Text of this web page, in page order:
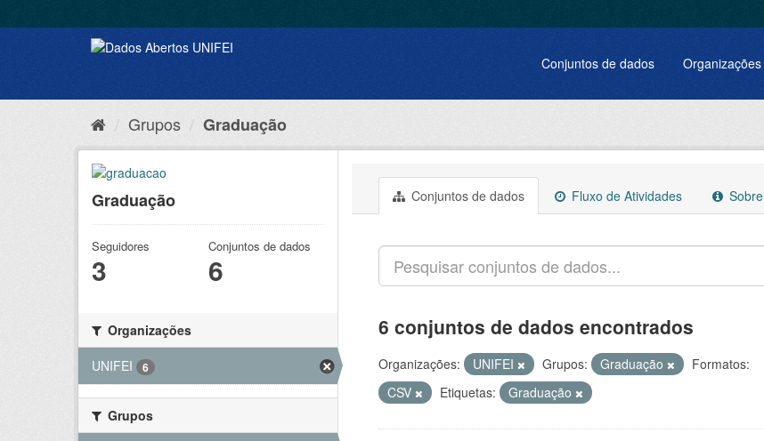
Conjuntos de dados Organizações
Grupos Graduação
Graduação
Seguidores
3
Conjuntos de dados
6
Organizações
UNIFEI
6
Grupos
Conjuntos de dados Fluxo de Atividades Sobre
6 conjuntos de dados encontrados
Organizações: UNIFEI Grupos: Graduação
Formatos:
CSV
Etiquetas: Graduação